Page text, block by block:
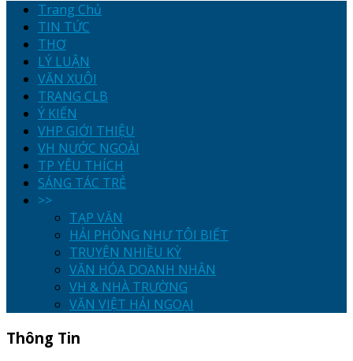
Trang Chủ
TIN TỨC
THƠ
LÝ LUẬN
VĂN XUÔI
TRANG CLB
Ý KIẾN
VHP GIỚI THIỆU
VH NƯỚC NGOÀI
TP YÊU THÍCH
SÁNG TÁC TRẺ
>>
TẠP VĂN
HẢI PHÒNG NHƯ TÔI BIẾT
TRUYỆN NHIỀU KỲ
VĂN HÓA DOANH NHÂN
VH & NHÀ TRƯỜNG
VĂN VIỆT HẢI NGOẠI
Thông Tin